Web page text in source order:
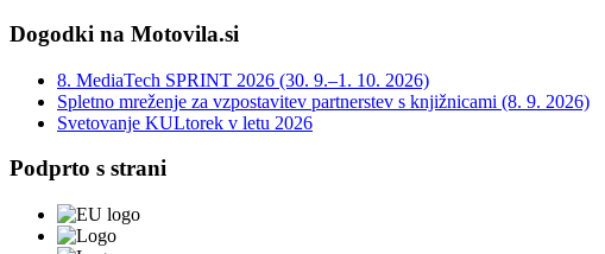
Dogodki na Motovila.si
8. MediaTech SPRINT 2026 (30. 9.–1. 10. 2026)
Spletno mreženje za vzpostavitev partnerstev s knjižnicami (8. 9. 2026)
Svetovanje KULtorek v letu 2026
Podprto s strani